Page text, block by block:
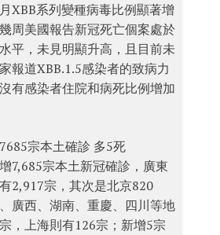
XBB系列變種病毒比例顯著增
周美國報告新冠死亡個案處於
平，未見明顯升高，且目前未
報道XBB.1.5感染者的致病力
有感染者住院和病死比例增加
宗本土確診 多5死
7,685宗本土新冠確診，廣東
2,917宗，其次是北京820
廣西、湖南、重慶、四川等地
，上海則有126宗；新增5宗